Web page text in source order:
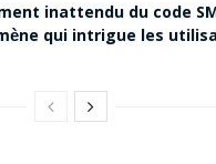
inattendu du code
qui intrigue les